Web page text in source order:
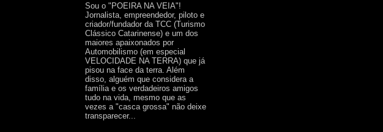
Sou o "POEIRA NA VEIA"!
Jornalista, empreendedor, piloto e
criador/fundador da TCC (Turismo
Clássico Catarinense) e um dos
maiores apaixonados por
Automobilismo (em especial
VELOCIDADE NA TERRA) que já
pisou na face da terra. Além
disso, alguém que considera a
família e os verdadeiros amigos
tudo na vida, mesmo que as
vezes a "casca grossa" não deixe
transparecer...